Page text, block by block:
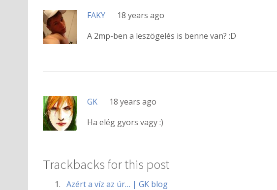
FAKY
18 years ago
A 2mp-ben a leszögelés is benne van? :D
GK
18 years ago
Ha elég gyors vagy :)
Trackbacks for this post
Azért a víz az úr… | GK blog